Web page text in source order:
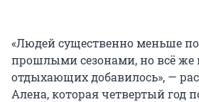
«Людей существенно меньше
прошлыми сезонами, но всё же
отдыхающих добавилось», —
Алена, которая четвертый год